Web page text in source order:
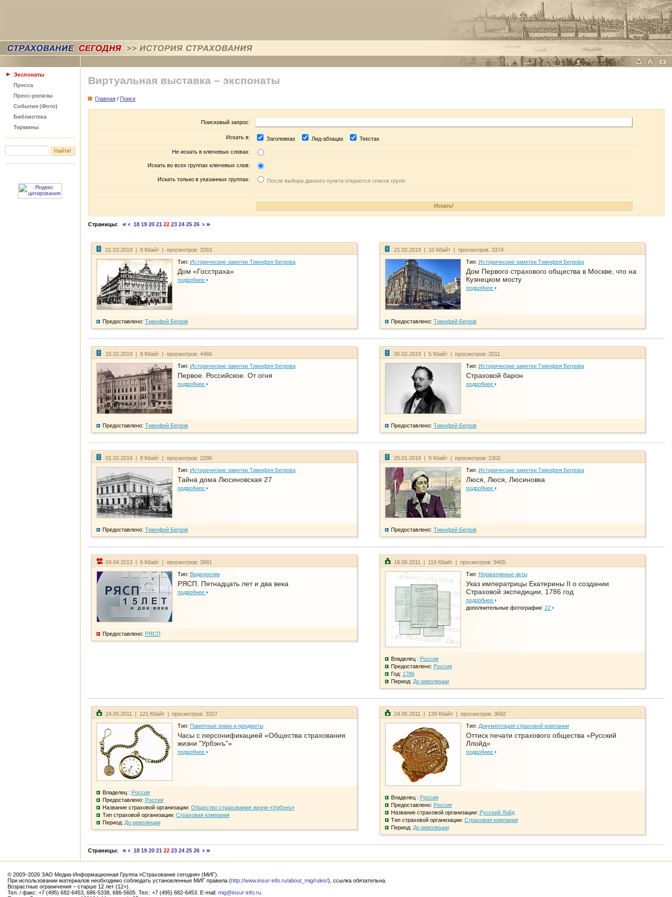
Экспонаты
Пресса
Пресс-релизы
События (Фото)
Библиотека
Термины
Виртуальная выставка – экспонаты
Главная / Поиск
Поисковый запрос:
Искать в: Заголовках Лид-абзацах Текстах
Не искать в ключевых словах:
Искать во всех группах ключевых слов:
Искать только в указанных группах: После выбора данного пункта откроется список групп
Страницы: 18 19 20 21 22 23 24 25 26
01.03.2019 | 9 Кбайт | просмотров: 3263
Тип: Исторические заметки Тимофея Бегрова
Дом «Госстраха»
подробнее
Предоставлено: Тимофей Бегров
21.02.2019 | 10 Кбайт | просмотров: 3374
Тип: Исторические заметки Тимофея Бегрова
Дом Первого страхового общества в Москве, что на
Кузнецком мосту
подробнее
Предоставлено: Тимофей Бегров
15.02.2019 | 9 Кбайт | просмотров: 4466
Тип: Исторические заметки Тимофея Бегрова
Первое. Российское. От огня
подробнее
Предоставлено: Тимофей Бегров
05.02.2019 | 5 Кбайт | просмотров: 2011
Тип: Исторические заметки Тимофея Бегрова
Страховой барон
подробнее
Предоставлено: Тимофей Бегров
01.02.2019 | 8 Кбайт | просмотров: 2296
Тип: Исторические заметки Тимофея Бегрова
Тайна дома Люсиновская 27
подробнее
Предоставлено: Тимофей Бегров
25.01.2019 | 9 Кбайт | просмотров: 2302
Тип: Исторические заметки Тимофея Бегрова
Люся, Люся, Люсиновка
подробнее
Предоставлено: Тимофей Бегров
04.04.2013 | 6 Кбайт | просмотров: 3991
Тип: Видеоролик
РЯСП. Пятнадцать лет и два века
подробнее
Предоставлено: РЯСП
16.06.2011 | 119 Кбайт | просмотров: 9465
Тип: Нормативные акты
Указ императрицы Екатерины II о создании
Страховой экспедиции, 1786 год
подробнее
дополнительные фотографии: 22
Владелец : Россия
Предоставлено: Россия
Год: 1786
Период: До революции
24.05.2011 | 121 Кбайт | просмотров: 3327
Тип: Памятные знаки и предметы
Часы с персонификацией «Общества страхования
жизни "Урбэнъ"»
подробнее
Владелец : Россия
Предоставлено: Россия
Название страховой организации: Общество страхования жизни «Урбэнъ»
Тип страховой организации: Страховая компания
Период: До революции
24.05.2011 | 139 Кбайт | просмотров: 3692
Тип: Документация страховой компании
Оттиск печати страхового общества «Русский
Ллойд»
подробнее
Владелец : Россия
Предоставлено: Россия
Название страховой организации: Русский Лойд
Тип страховой организации: Страховая компания
Период: До революции
Страницы: 18 19 20 21 22 23 24 25 26
© 2003–2026 ЗАО Медиа-Информационная Группа «Страхование сегодня» (МИГ).
При использовании материалов необходимо соблюдать установленные МИГ правила (http://www.insur-info.ru/about_mig/rules/), ссылка обязательна.
Возрастные ограничения – старше 12 лет (12+).
Тел. / факс: +7 (495) 682-6453, 686-5338, 686-5605. Тел.: +7 (495) 682-6453. E-mail: mig@insur-info.ru